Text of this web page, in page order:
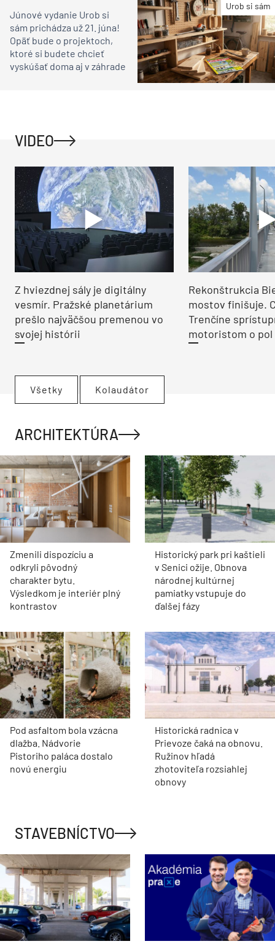
Urob si sám
Júnové vydanie Urob si
sám prichádza už 21. júna!
Opäť bude o projektoch,
ktoré si budete chcieť
vyskúšať doma aj v záhrade
VIDEO
Z hviezdnej sály je digitálny
vesmír. Pražské planetárium
prešlo najväčšou premenou vo
svojej histórii
Rekonštrukcia
mostov finišuje.
Trenčíne
motoristom o pol
Všetky Kolaudátor
ARCHITEKTÚRA
Zmenili dispozíciu a
odkryli pôvodný
charakter bytu.
Výsledkom je interiér plný
kontrastov
Historický park pri kaštieli
v Senici ožije. Obnova
národnej kultúrnej
pamiatky vstupuje do
ďalšej fázy
Pod asfaltom bola vzácna
dlažba. Nádvorie
Pistoriho paláca dostalo
novú energiu
Historická radnica v
Prievoze čaká na obnovu.
Ružinov hľadá
zhotoviteľa rozsiahlej
obnovy
STAVEBNÍCTVO